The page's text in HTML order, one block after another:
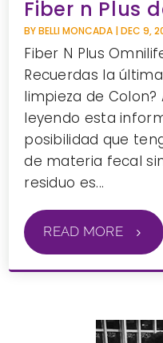
Fiber n Plus
BYBELLI MONCADA |DEC 9,
Fiber N Plus
Recuerdas la
limpieza de
leyendo esta
posibilidad que
de materia fecal
residuo es...
READ MORE